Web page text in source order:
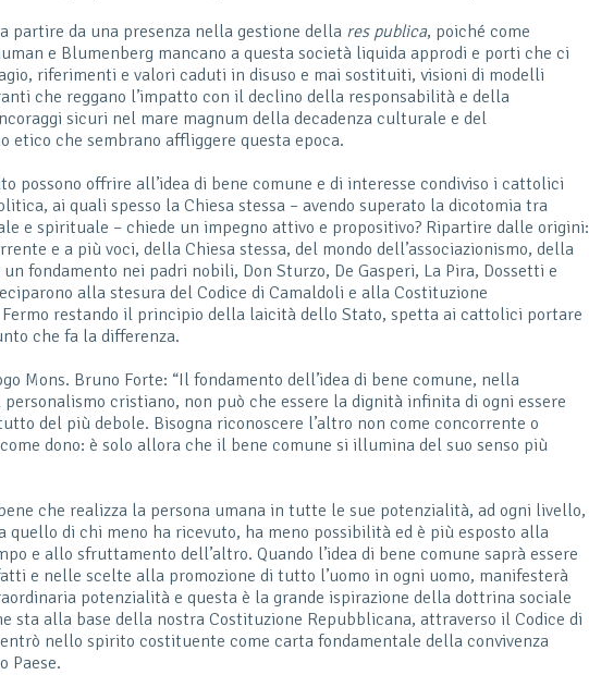
partire da una presenza nella gestione della res publica, poiché come
e Blumenberg mancano a questa società liquida approdi e porti che ci
riferimenti e valori caduti in disuso e mai sostituiti, visioni di modelli
che reggano l’impatto con il declino della responsabilità e della
sicuri nel mare magnum della decadenza culturale e del
etico che sembrano affliggere questa epoca.
possono offrire all’idea di bene comune e di interesse condiviso i cattolici
ai quali spesso la Chiesa stessa – avendo superato la dicotomia tra
e spirituale – chiede un impegno attivo e propositivo? Ripartire dalle origini:
e a più voci, della Chiesa stessa, del mondo dell’associazionismo, della
fondamento nei padri nobili, Don Sturzo, De Gasperi, La Pira, Dossetti e
alla stesura del Codice di Camaldoli e alla Costituzione
restando il principio della laicità dello Stato, spetta ai cattolici portare
che fa la differenza.
Mons. Bruno Forte: “Il fondamento dell’idea di bene comune, nella
cristiano, non può che essere la dignità infinita di ogni essere
del più debole. Bisogna riconoscere l’altro non come concorrente o
dono: è solo allora che il bene comune si illumina del suo senso più
che realizza la persona umana in tutte le sue potenzialità, ad ogni livello,
quello di chi meno ha ricevuto, ha meno possibilità ed è più esposto alla
e allo sfruttamento dell’altro. Quando l’idea di bene comune saprà essere
e nelle scelte alla promozione di tutto l’uomo in ogni uomo, manifesterà
potenzialità e questa è la grande ispirazione della dottrina sociale
sta alla base della nostra Costituzione Repubblicana, attraverso il Codice di
nello spirito costituente come carta fondamentale della convivenza
Paese.